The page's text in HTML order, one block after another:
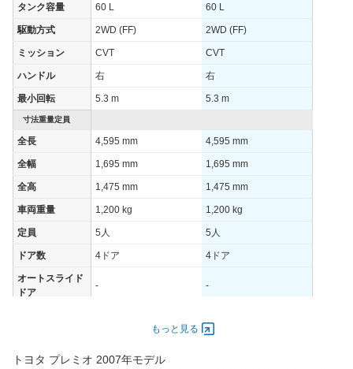
速道路)
- -
JC08モード - -
1015モード 18.6km/L 15.6km/L
60km定地 - -
タンク容量 60 L 60 L
駆動方式 2WD (FF) 2WD (FF)
ミッション CVT CVT
ハンドル 右 右
最小回転 5.3 m 5.3 m
寸法重量定員
全長 4,595 mm 4,595 mm
全幅 1,695 mm 1,695 mm
全高 1,475 mm 1,475 mm
車両重量 1,200 kg 1,200 kg
定員 5人 5人
ドア数 4ドア 4ドア
オートスライド
ドア
- -
81.00 [110]/ 7,000 81.00 [110]/ 7,000
最高トルク 140 [14.3]/ 5,200
もっと見る
トヨタ プレミオ 2007年モデル